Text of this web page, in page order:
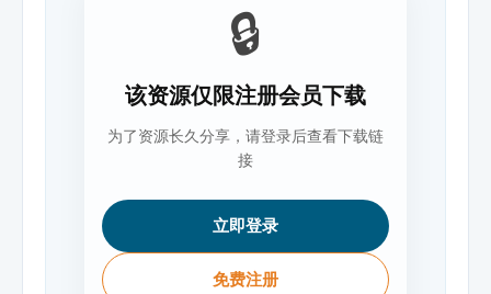
🔒
该资源仅限注册会员下载
为了资源长久分享，请登录后查看下载链
接
立即登录
免费注册